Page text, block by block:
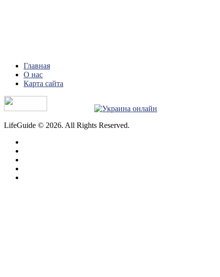
Главная
О нас
Карта сайта
LifeGuide © 2026. All Rights Reserved.